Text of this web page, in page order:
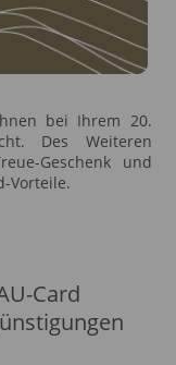
bei Ihrem 20.
Des Weiteren
Geschenk und
Vorteile.
Card